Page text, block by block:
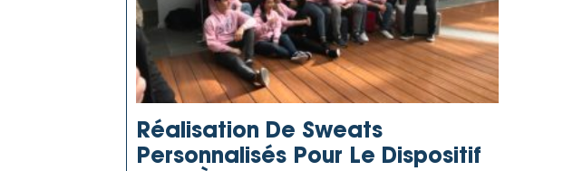
Réalisation De Sweats
Personnalisés Pour Le Dispositif